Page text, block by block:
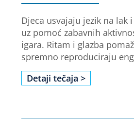
Djeca usvajaju jezik na lak
uz pomoć zabavnih
igara. Ritam i glazba
spremno reproduciraju
Detaji tečaja >